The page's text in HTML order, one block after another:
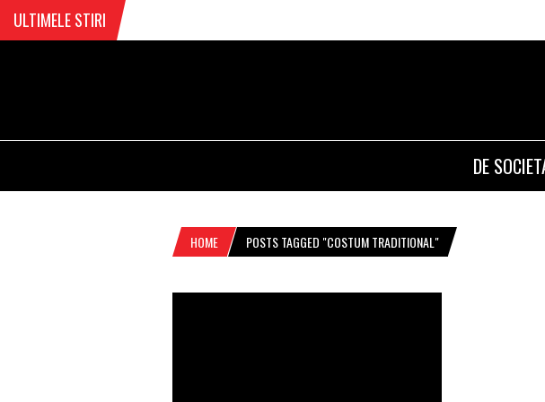
ULTIMELE STIRI
DE
HOME POSTS TAGGED "COSTUM TRADITIONAL"